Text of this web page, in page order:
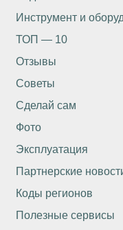
Инструмент и
ТОП — 10
Отзывы
Советы
Сделай сам
Фото
Эксплуатация
Партнерские
Коды регионов
Полезные сервисы